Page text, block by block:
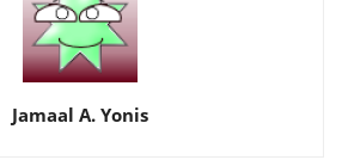
Jamaal A. Yonis